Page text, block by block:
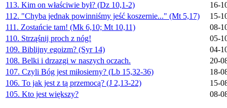
113. Kim on właściwie był? (Dz 10,1-2)
16-
112. "Chyba jednak powinniśmy jeść koszernie..." (Mt 5,17)
15-
111. Zostańcie tam! (Mk 6,10; Mt 10,11)
08-
110. Strząśnij proch z nóg!
05-
109. Biblijny egoizm? (Syr 14)
04-
108. Belki i drzazgi w naszych oczach.
20-
107. Czyli Bóg jest miłosierny? (Lb 15,32-36)
18-
106. To jak jest z tą przemocą? (J 2,13-22)
15-
105. Kto jest większy?
08-